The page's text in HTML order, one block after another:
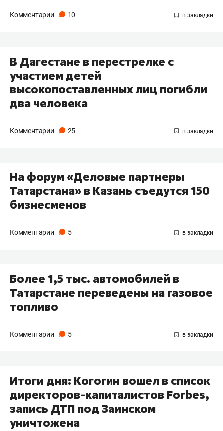
Комментарии 10
В Дагестане в перестрелке с
участием детей
высокопоставленных лиц погибли
два человека
Комментарии 25
На форум «Деловые партнеры
Татарстана» в Казань съедутся 150
бизнесменов
Комментарии 5
Более 1,5 тыс. автомобилей в
Татарстане переведены на газовое
топливо
Комментарии 5
Итоги дня: Когогин вошел в список
директоров-капиталистов Forbes,
запись ДТП под Заинском
уничтожена